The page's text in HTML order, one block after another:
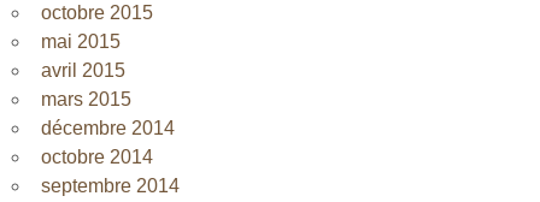
octobre 2015
mai 2015
avril 2015
mars 2015
décembre 2014
octobre 2014
septembre 2014